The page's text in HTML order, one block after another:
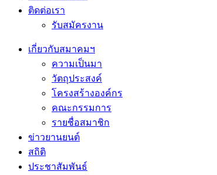
ติดต่อเรา
รับสมัครงาน
เกี่ยวกับสมาคมฯ
ความเป็นมา
วัตถุประสงค์
โครงสร้างองค์กร
คณะกรรมการ
รายชื่อสมาชิก
ข่าวยานยนต์
สถิติ
ประชาสัมพันธ์